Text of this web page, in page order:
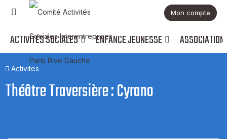
Mon compte
ACTIVITÉS SOCIALES ENFANCE JEUNESSE
Activites
Théâtre Traversière : Cyrano